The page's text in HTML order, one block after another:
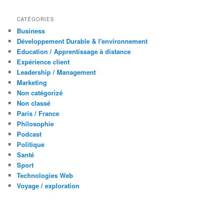
CATÉGORIES
Business
Développement Durable & l'environnement
Education / Apprentissage à distance
Expérience client
Leadership / Management
Marketing
Non catégorizé
Non classé
Paris / France
Philosophie
Podcast
Politique
Santé
Sport
Technologies Web
Voyage / exploration